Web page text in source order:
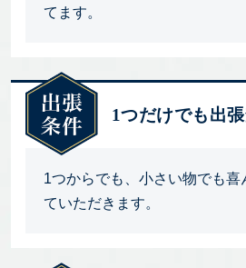
てます。
1つだけでも出
1つからでも、小さい物でも喜
ていただきます。